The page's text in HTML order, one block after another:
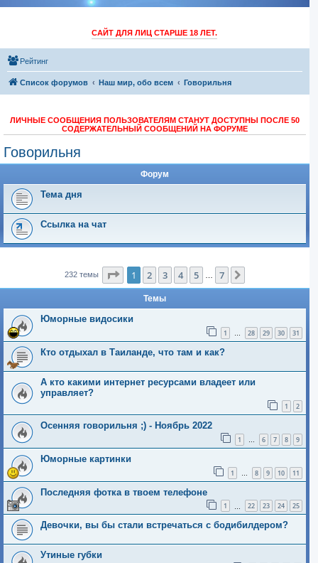
САЙТ ДЛЯ ЛИЦ СТАРШЕ 18 ЛЕТ.
Рейтинг
Список форумов Наш мир, обо всем Говорильня
ЛИЧНЫЕ СООБЩЕНИЯ ПОЛЬЗОВАТЕЛЯМ СТАНУТ ДОСТУПНЫ ПОСЛЕ 50
СОДЕРЖАТЕЛЬНЫЙ СООБЩЕНИЙ НА ФОРУМЕ
Говорильня
Форум
Тема дня
Ссылка на чат
232 темы Страница из
1 2 3 4 5 7
Темы
Юморные видосики
1 … 28 29 30 31
Кто отдыхал в Таиланде, что там и как?
А кто какими интернет ресурсами владеет или
управляет?
1 2
Осенняя говорильня ;) - Ноябрь 2022
1 … 6 7 8 9
Юморные картинки
1 … 8 9 10 11
Последняя фотка в твоем телефоне
1 22 23 24 25
Девочки, вы бы стали встречаться с бодибилдером?
Утиные губки